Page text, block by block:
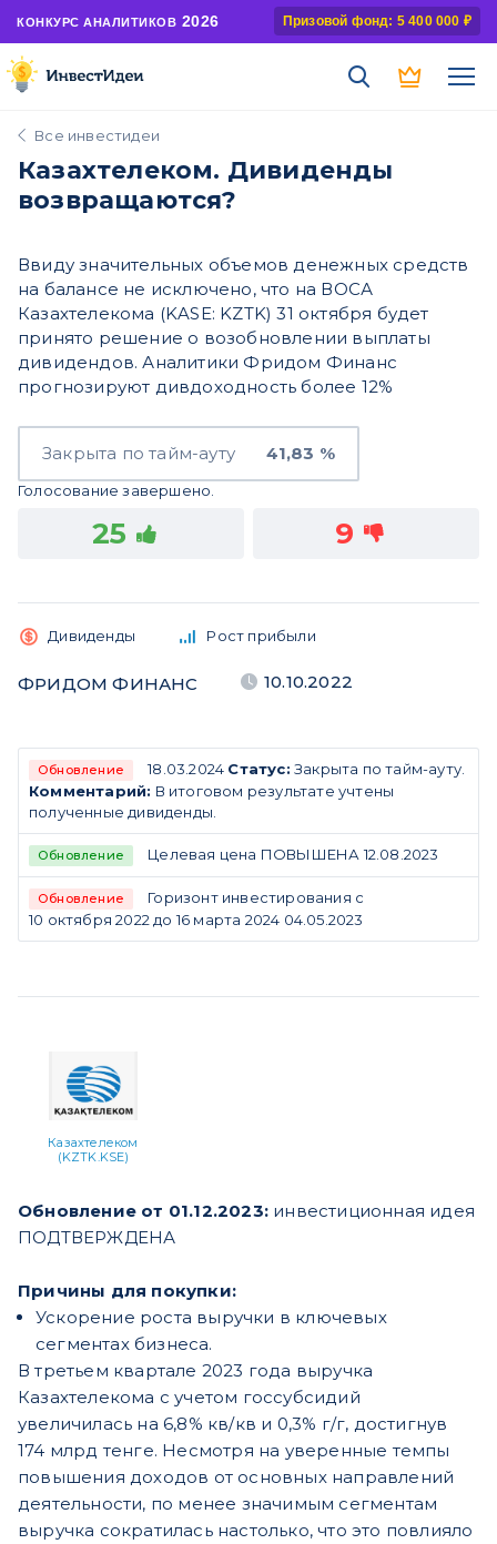
КОНКУРС АНАЛИТИКОВ 2026 Призовой фонд: 5 400 000 ₽
Все инвестидеи
Казахтелеком. Дивиденды
возвращаются?
Ввиду значительных объемов денежных средств
на балансе не исключено, что на ВОСА
Казахтелекома (KASE: KZTK) 31 октября будет
принято решение о возобновлении выплаты
дивидендов. Аналитики Фридом Финанс
прогнозируют дивдоходность более 12%
Закрыта по тайм-ауту 41,83 %
Голосование завершено.
25 9
Дивиденды Рост прибыли
ФРИДОМ ФИНАНС 10.10.2022
Обновление 18.03.2024 Статус: Закрыта по тайм-ауту.
Комментарий: В итоговом результате учтены
полученные дивиденды.
Обновление Целевая цена ПОВЫШЕНА 12.08.2023
Обновление
Горизонт инвестирования с
10 октября 2022 до 16 марта 2024 04.05.2023
Казахтелеком
(KZTK.KSE)
Обновление от 01.12.2023: инвестиционная идея
ПОДТВЕРЖДЕНА
Причины для покупки:
Ускорение роста выручки в ключевых
сегментах бизнеса.
В третьем квартале 2023 года выручка
Казахтелекома с учетом госсубсидий
увеличилась на 6,8% кв/кв и 0,3% г/г, достигнув
174 млрд тенге. Несмотря на уверенные темпы
повышения доходов от основных направлений
деятельности, по менее значимым сегментам
выручка сократилась настолько, что это повлияло